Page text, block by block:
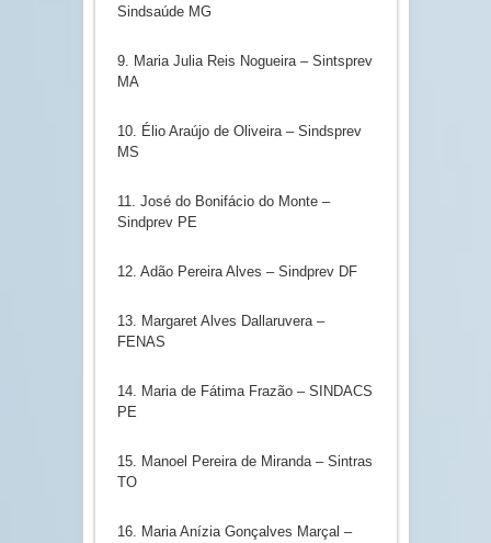
Sindsaúde MG
9. Maria Julia Reis Nogueira – Sintsprev
MA
10. Élio Araújo de Oliveira – Sindsprev
MS
11. José do Bonifácio do Monte –
Sindprev PE
12. Adão Pereira Alves – Sindprev DF
13. Margaret Alves Dallaruvera –
FENAS
14. Maria de Fátima Frazão – SINDACS
PE
15. Manoel Pereira de Miranda – Sintras
TO
16. Maria Anízia Gonçalves Marçal –